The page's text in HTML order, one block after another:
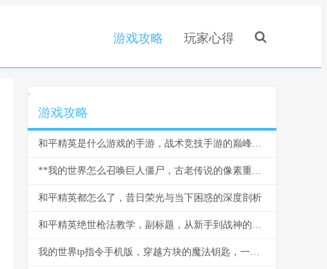
游戏攻略 玩家心得
.
游戏攻略
和平精英是什么游戏的手游，战术竞技手游的巅峰之作
**我的世界怎么召唤巨人僵尸，古老传说的像素重现**
和平精英都怎么了，昔日荣光与当下困惑的深度剖析
和平精英绝世枪法教学，副标题，从新手到战神的精准之道
我的世界tp指令手机版，穿越方块的魔法钥匙，一段关于空间与创造的奇幻之旅